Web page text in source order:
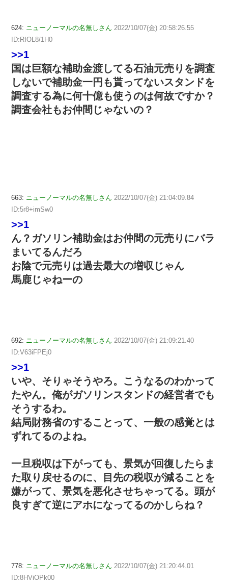
624: ニューノーマルの名無しさん 2022/10/07(金) 20:58:26.55
ID:RIOL8/1H0
>>1
国は巨額な補助金渡してる石油元売りを調査
しないで補助金一円も貰ってないスタンドを
調査する為に何十億も使うのは何故ですか？
調査会社もお仲間じゃないの？
663: ニューノーマルの名無しさん 2022/10/07(金) 21:04:09.84
ID:5r8+imSw0
>>1
ん？ガソリン補助金はお仲間の元売りにバラ
まいてるんだろ
お陰で元売りは過去最大の増収じゃん
馬鹿じゃねーの
692: ニューノーマルの名無しさん 2022/10/07(金) 21:09:21.40
ID:V63iFPEj0
>>1
いや、そりゃそうやろ。こうなるのわかって
たやん。俺がガソリンスタンドの経営者でも
そうするわ。
結局財務省のすることって、一般の感覚とは
ずれてるのよね。
一旦税収は下がっても、景気が回復したらま
た取り戻せるのに、目先の税収が減ることを
嫌がって、景気を悪化させちゃってる。頭が
良すぎて逆にアホになってるのかしらね？
778: ニューノーマルの名無しさん 2022/10/07(金) 21:20:44.01
ID:8HViOPk00